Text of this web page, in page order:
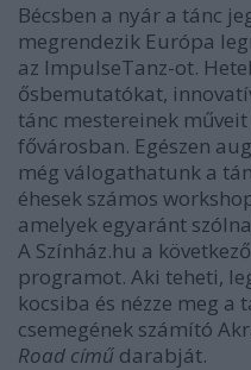
Bécsben a nyár a tánc
megrendezik Európa
az ImpulseTanz-ot.
ősbemutatókat,
tánc mestereinek
fővárosban. Egészen
még válogathatunk a
éhesek számos
amelyek egyaránt
A Színház.hu a
programot. Aki teheti,
kocsiba és nézze meg
csemegének számító
Road című darabját.